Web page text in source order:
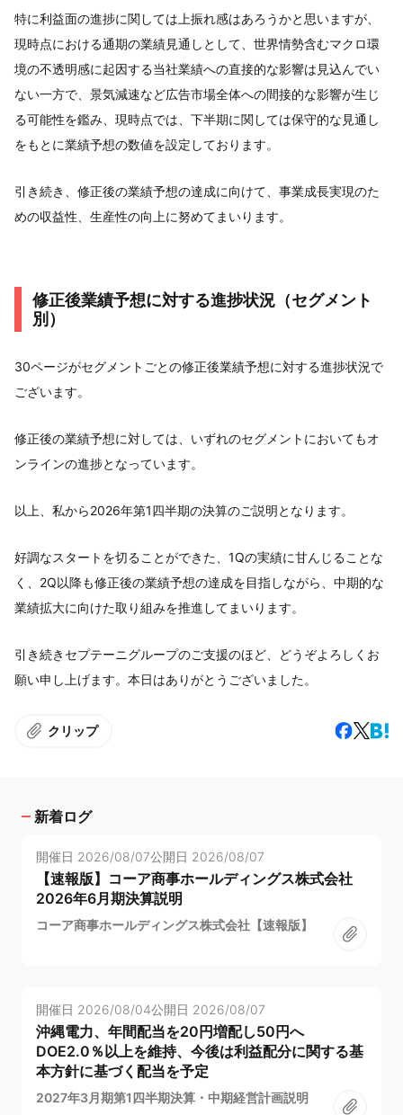
特に利益面の進捗に関しては上振れ感はあろうかと思いますが、
現時点における通期の業績見通しとして、世界情勢含むマクロ環
境の不透明感に起因する当社業績への直接的な影響は見込んでい
ない一方で、景気減速など広告市場全体への間接的な影響が生じ
る可能性を鑑み、現時点では、下半期に関しては保守的な見通し
をもとに業績予想の数値を設定しております。
引き続き、修正後の業績予想の達成に向けて、事業成長実現のた
めの収益性、生産性の向上に努めてまいります。
修正後業績予想に対する進捗状況（セグメント
別）
30ページがセグメントごとの修正後業績予想に対する進捗状況で
ございます。
修正後の業績予想に対しては、いずれのセグメントにおいてもオ
ンラインの進捗となっています。
以上、私から2026年第1四半期の決算のご説明となります。
好調なスタートを切ることができた、1Qの実績に甘んじることな
く、2Q以降も修正後の業績予想の達成を目指しながら、中期的な
業績拡大に向けた取り組みを推進してまいります。
引き続きセプテーニグループのご支援のほど、どうぞよろしくお
願い申し上げます。本日はありがとうございました。
クリップ
新着ログ
開催日 2026/08/07公開日 2026/08/07
【速報版】コーア商事ホールディングス株式会社
2026年6月期決算説明
コーア商事ホールディングス株式会社【速報版】
開催日 2026/08/04公開日 2026/08/07
沖縄電力、年間配当を20円増配し50円へ
DOE2.0％以上を維持、今後は利益配分に関する基
本方針に基づく配当を予定
2027年3月期第1四半期決算・中期経営計画説明